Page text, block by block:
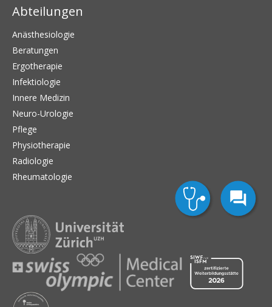
Abteilungen
Anästhesiologie
Beratungen
Ergotherapie
Infektiologie
Innere Medizin
Neuro-Urologie
Pflege
Physiotherapie
Radiologie
Rheumatologie